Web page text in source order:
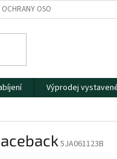
OSOBNÍCH ÚDAJŮ
Výprodej
5JA061123B